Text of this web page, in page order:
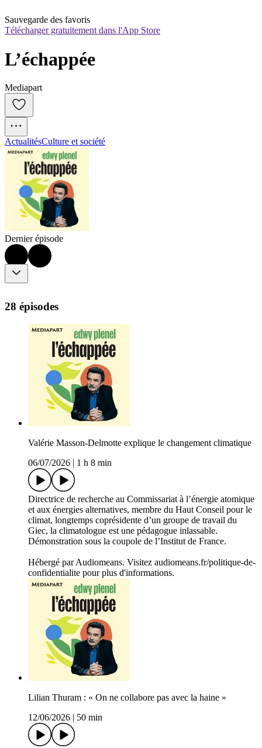
Sauvegarde des favoris
Télécharger gratuitement dans l'App Store
L’échappée
Mediapart
ActualitésCulture et société
Dernier épisode
28 épisodes
Valérie Masson-Delmotte explique le changement climatique
06/07/2026
1 h 8 min
Directrice de recherche au Commissariat à l’énergie atomique
et aux énergies alternatives, membre du Haut Conseil pour le
climat, longtemps coprésidente d’un groupe de travail du
Giec, la climatologue est une pédagogue inlassable.
Démonstration sous la coupole de l’Institut de France.
Hébergé par Audiomeans. Visitez audiomeans.fr/politique-de-
confidentialite pour plus d'informations.
Lilian Thuram : « On ne collabore pas avec la haine »
12/06/2026
50 min